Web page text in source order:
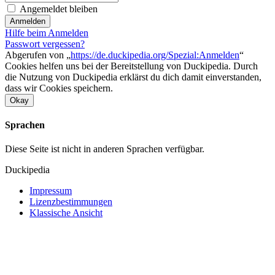
Angemeldet bleiben
Anmelden
Hilfe beim Anmelden
Passwort vergessen?
Abgerufen von „https://de.duckipedia.org/Spezial:Anmelden“
Cookies helfen uns bei der Bereitstellung von Duckipedia. Durch
die Nutzung von Duckipedia erklärst du dich damit einverstanden,
dass wir Cookies speichern.
Okay
Sprachen
Diese Seite ist nicht in anderen Sprachen verfügbar.
Duckipedia
Impressum
Lizenzbestimmungen
Klassische Ansicht